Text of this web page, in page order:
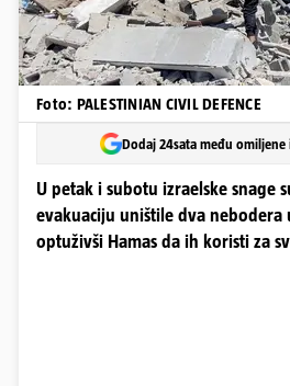
Foto: PALESTINIAN CIVIL DEFENCE
Dodaj 24sata među omiljene
U petak i subotu izraelske snage
evakuaciju uništile dva nebodera
optuživši Hamas da ih koristi za